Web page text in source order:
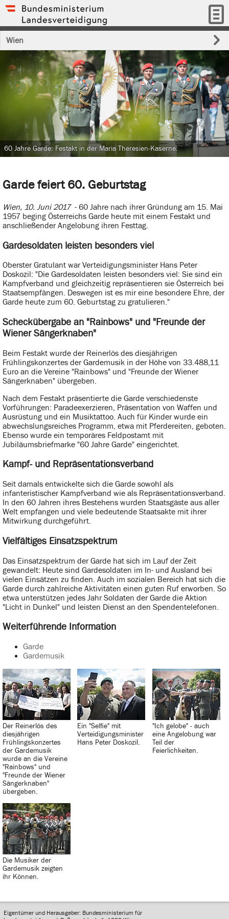
Wien
Garde feiert 60. Geburtstag
Wien, 10. Juni 2017 - 60 Jahre nach ihrer Gründung am 15. Mai
1957 beging Österreichs Garde heute mit einem Festakt und
anschließender Angelobung ihren Festtag.
Gardesoldaten leisten besonders viel
Oberster Gratulant war Verteidigungsminister Hans Peter
Doskozil: "Die Gardesoldaten leisten besonders viel: Sie sind ein
Kampfverband und gleichzeitig repräsentieren sie Österreich bei
Staatsempfängen. Deswegen ist es mir eine besondere Ehre, der
Garde heute zum 60. Geburtstag zu gratulieren."
Scheckübergabe an "Rainbows" und "Freunde der
Wiener Sängerknaben"
Beim Festakt wurde der Reinerlös des diesjährigen
Frühlingskonzertes der Gardemusik in der Höhe von 33.488,11
Euro an die Vereine "Rainbows" und "Freunde der Wiener
Sängerknaben" übergeben.
Nach dem Festakt präsentierte die Garde verschiedenste
Vorführungen: Paradeexerzieren, Präsentation von Waffen und
Ausrüstung und ein Musiktattoo. Auch für Kinder wurde ein
abwechslungsreiches Programm, etwa mit Pferdereiten, geboten.
Ebenso wurde ein temporäres Feldpostamt mit
Jubiläumsbriefmarke "60 Jahre Garde" eingerichtet.
Kampf- und Repräsentationsverband
Seit damals entwickelte sich die Garde sowohl als
infanteristischer Kampfverband wie als Repräsentationsverband.
In den 60 Jahren ihres Bestehens wurden Staatsgäste aus aller
Welt empfangen und viele bedeutende Staatsakte mit ihrer
Mitwirkung durchgeführt.
Vielfältiges Einsatzspektrum
Das Einsatzspektrum der Garde hat sich im Lauf der Zeit
gewandelt: Heute sind Gardesoldaten im In- und Ausland bei
vielen Einsätzen zu finden. Auch im sozialen Bereich hat sich die
Garde durch zahlreiche Aktivitäten einen guten Ruf erworben. So
etwa unterstützen jedes Jahr Soldaten der Garde die Aktion
"Licht in Dunkel" und leisten Dienst an den Spendentelefonen.
Weiterführende Information
Garde
Gardemusik
60 Jahre Garde: Festakt in der Maria Theresien-Kaserne.
Der Reinerlös des
diesjährigen
Frühlingskonzertes
der Gardemusik
wurde an die Vereine
"Rainbows" und
"Freunde der Wiener
Sängerknaben"
übergeben.
Ein "Selfie" mit
Verteidigungsminister
Hans Peter Doskozil.
"Ich gelobe" - auch
eine Angelobung war
Teil der
Feierlichkeiten.
Die Musiker der
Gardemusik zeigten
ihr Können.
Eigentümer und Herausgeber: Bundesministerium für